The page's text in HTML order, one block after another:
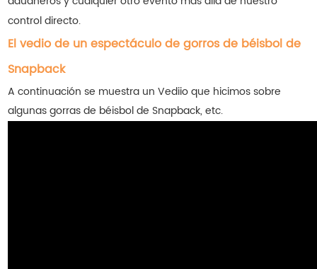
control directo.
El vedio de un espectáculo de gorros de béisbol de
Snapback
A continuación se muestra un Vediio que hicimos sobre
algunas gorras de béisbol de Snapback, etc.